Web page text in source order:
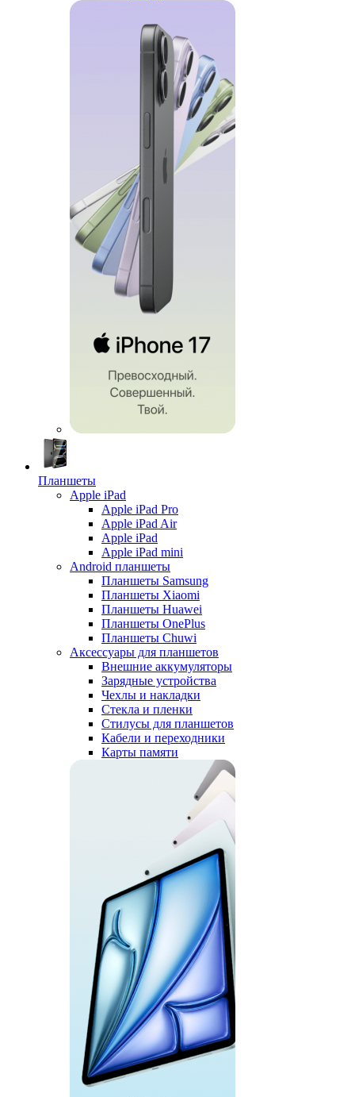
Планшеты
Apple iPad
Apple iPad Pro
Apple iPad Air
Apple iPad
Apple iPad mini
Android планшеты
Планшеты Samsung
Планшеты Xiaomi
Планшеты Huawei
Планшеты OnePlus
Планшеты Chuwi
Аксессуары для планшетов
Внешние аккумуляторы
Зарядные устройства
Чехлы и накладки
Стекла и пленки
Стилусы для планшетов
Кабели и переходники
Карты памяти